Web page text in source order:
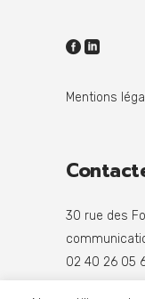
Mentions
30 rue des
02 40 26 05